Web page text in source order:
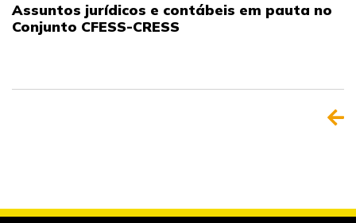
Assuntos jurídicos e contábeis em pauta no
Conjunto CFESS-CRESS